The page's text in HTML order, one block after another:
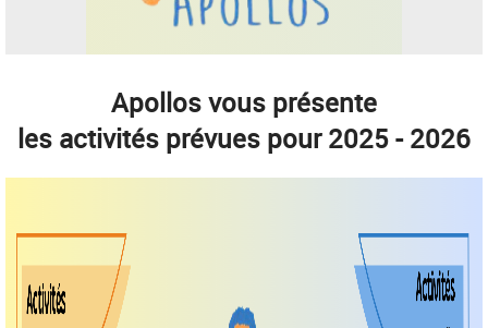
Apollos vous présente
les activités prévues pour 2025 - 2026